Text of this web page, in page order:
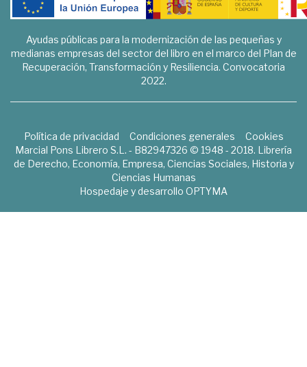
Ayudas públicas para la modernización de las pequeñas y
medianas empresas del sector del libro en el marco del Plan de
Recuperación, Transformación y Resiliencia. Convocatoria
2022.
Política de privacidad Condiciones generales
Cookies
Marcial Pons Librero S.L. - B82947326 © 1948 - 2018. Librería
de Derecho, Economía, Empresa, Ciencias Sociales, Historia y
Ciencias Humanas
Hospedaje y desarrollo OPTYMA